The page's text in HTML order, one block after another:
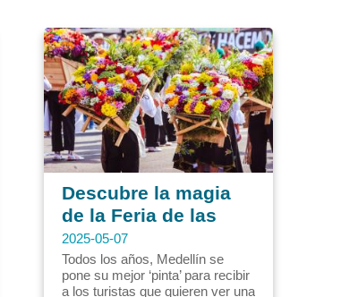
Descubre la magia
de la Feria de las
Flores en Medellín
2025-05-07
Todos los años, Medellín se
pone su mejor ‘pinta’ para recibir
a los turistas que quieren ver una